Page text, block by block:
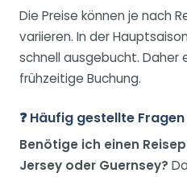
Die Preise können je nach
variieren. In der
schnell ausgebucht. Daher
frühzeitige Buchung.
❓ Häufig gestellte Fragen
Benötige ich einen
Jersey oder Guernsey?